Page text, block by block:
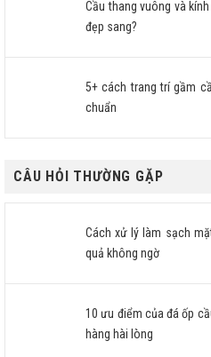
Cầu thang vuông và
đẹp sang?
5+ cách trang trí gầm
chuẩn
CÂU HỎI THƯỜNG GẶP
Cách xử lý làm sạch
quả không ngờ
10 ưu điểm của đá ốp
hàng hài lòng